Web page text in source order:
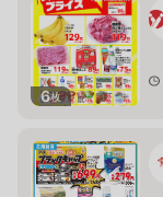
6枚